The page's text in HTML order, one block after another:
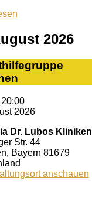
2026
20:00
2026
Dr. Lubos Kliniken
Str. 44
, Bayern 81679
anschauen